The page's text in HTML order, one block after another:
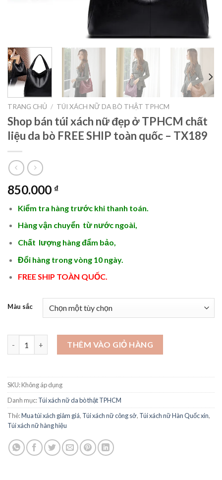
TRANG CHỦ / TÚI XÁCH NỮ DA BÒ THẬT TPHCM
Shop bán túi xách nữ đẹp ở TPHCM chất
liệu da bò FREE SHIP toàn quốc – TX189
850.000 ₫
Kiểm tra hàng trước khi thanh toán.
Hàng vận chuyển từ nước ngoài,
Chất lượng hàng đẩm bảo,
Đổi hàng trong vòng 10 ngày.
FREE SHIP TOÀN QUỐC.
Màu sắc
Shop bán túi xách nữ đẹp ở TPHCM chất liệu da bò FREE SHIP
THÊM VÀO GIỎ HÀNG
SKU:Không áp dụng
Danh mục:Túi xách nữ da bò thật TPHCM
Thẻ:Mua túi xách giảm giá, Túi xách nữ công sở, Túi xách nữ Hàn Quốc xin,
Túi xách nữ hàng hiệu